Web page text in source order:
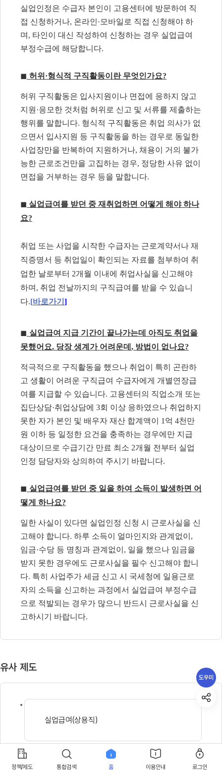
실업인정은 수급자 본인이 고용센터에 방문하여 직
접 신청하거나, 온라인· 모바일로 직접 신청해야 하
며 , 타인이 대신 작성하여 신청하는 경우 실업급여
부정수급에 해당합니다.
◼ 허위 ·형식적 구직활동이란 무엇인가요?
허위 구직활동은 입사지원이나 면접에 응하지 않고
지원 ·응모한 것처럼 허위로 신고 및 서류를 제출하는
행위를 말합니다. 형식적 구직활동은 취업 의사가 없
으면서 입사지원 등 구직활동을 하는 경우로 동일한
사업장만을 반복하여 지원하거나, 채용이 거의 불가
능한 근로조건만을 고집하는 경우, 정당한 사유 없이
면접을 거부하는 경우 등을 말합니다.
◼ 실업급여를 받던 중 재취업하면 어떻게 해야 하나
요?
취업 또는 사업을 시작한 수급자는 근로계약서나 재
직증명서 등 취업일이 확인되는 자료를 첨부하여 취
업한 날로부터 2개월 이내에 취업사실을 신고해야
하며 , 취업 전날까지의 구직급여를 받을 수 있습니
다.[바로가기 ]
◼ 실업급여 지급 기간이 끝나가는데 아직도 취업을
못했어요. 당장 생계가 어려운데 , 방법이 없나요?
적극적으로 구직활동을 했으나 취업이 특히 곤란하
고 생활이 어려운 구직급여 수급자에게 개별연장급
여를 지급할 수 있습니다. 고용센터의 직업소개 또는
집단상담·취업상담에 3회 이상 응하였으나 취업하지
못한 자가 본인 및 배우자 재산 합계액이 1 억 4천만
원 이하 등 일정한 요건을 충족하는 경우에만 지급
대상이므로 수급기간 만료 최소 2개월 전부터 실업
인정 담당자와 상의하여 주시기 바랍니다.
◼ 실업급여를 받던 중 일을 하여 소득이 발생하면 어
떻게 하나요?
일한 사실이 있다면 실업인정 신청 시 근로사실을 신
고해야 합니다. 하루 소득이 얼마인지와 관계없이 ,
임금·수당 등 명칭과 관계없이 , 일을 했으나 임금을
받지 못한 경우에도 근로사실을 필수 신고해야 합니
다. 특히 사업주가 세금 신고 시 국세청에 일용근로
자의 소득을 신고하는 과정에서 실업급여 부정수급
으로 적발되는 경우가 많으니 반드시 근로사실을 신
고하시기 바랍니다.
유사 제도
실업급여(상용직)
실업급여(노무제공자)
도우미
정책/제도 통합검색 홈 이용안내 로그인